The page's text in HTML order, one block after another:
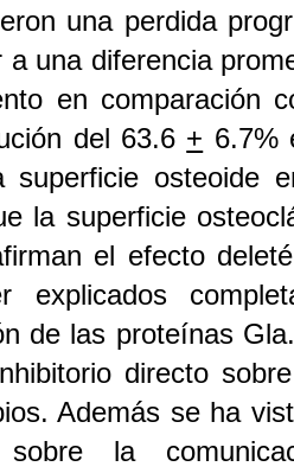
una perdida
a una diferencia
en comparación
del 63.6 + 6.7%
superficie osteoide
la superficie
el efecto
explicados
de las proteínas
directo
Además se ha
sobre la